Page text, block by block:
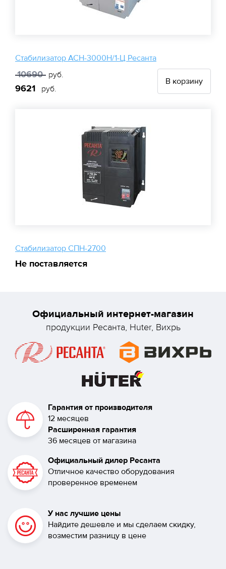
Стабилизатор АСН-3000Н/1-Ц Ресанта
10690 руб.
9621 руб.
В корзину
Стабилизатор СПН-2700
Не поставляется
Официальный интернет-магазин
продукции Ресанта, Huter, Вихрь
Гарантия от производителя
12 месяцев
Расширенная гарантия
36 месяцев от магазина
Официальный дилер Ресанта
Отличное качество оборудования
проверенное временем
У нас лучшие цены
Найдите дешевле и мы сделаем скидку,
возместим разницу в цене